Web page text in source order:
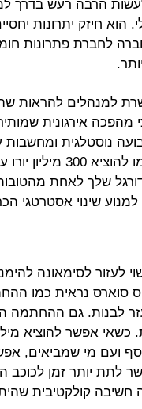
הרבה רעש בדרך
לחברת פתרונות
למנהלים להראות
אירגונית
נוסטלגית
מחשבה ואותן פעולות.
שלך לאחת
שינוי אסטרטגי
לעזור לסימאונה
סוארס נראית כמו
לבנות. גם ההחתמה
כשאי אפשר להוציא
ועם מי שמביאים,
לתת יותר זמן לכוכב
חשיבה קולקטיבית